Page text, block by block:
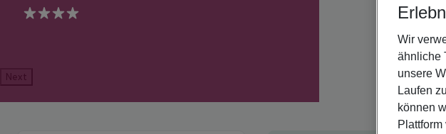
4
Next
Wir
ähnliche
unsere
Laufen
können
Plattform